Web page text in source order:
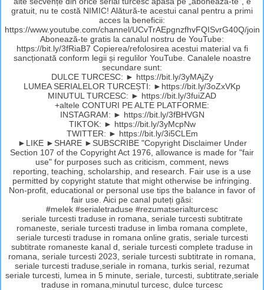
gratuit, nu te costă NIMIC! Alătură-te acestui canal pentru a primi
acces la beneficii:
https://www.youtube.com/channel/UCvTrAEpgnzfhvFQISvrG40Q/join
Abonează-te gratis la canalul nostru de YouTube:
https://bit.ly/3fRiaB7 Copierea/refolosirea acestui material va fi
sancționată conform legii și regulilor YouTube. Canalele noastre
secundare sunt:
DULCE TURCESC: ► https://bit.ly/3yMAjZy
LUMEA SERIALELOR TURCEȘTI: ►https://bit.ly/3oZxVKp
MINUTUL TURCESC: ► https://bit.ly/3fuiZAD
+altele CONTURI PE ALTE PLATFORME:
INSTAGRAM: ► https://bit.ly/3fBHVGN
TIKTOK: ► https://bit.ly/3yMcpNw
TWITTER: ► https://bit.ly/3i5CLEm
►LIKE ►SHARE ►SUBSCRIBE "Copyright Disclaimer Under
Section 107 of the Copyright Act 1976, allowance is made for "fair
use" for purposes such as criticism, comment, news
reporting, teaching, scholarship, and research. Fair use is a use
permitted by copyright statute that might otherwise be infringing.
Non-profit, educational or personal use tips the balance in favor of
fair use. Aici pe canal puteți găsi:
#melek #serialetraduse #rezumatserialturcesc
seriale turcesti traduse in romana, seriale turcesti subtitrate
romaneste, seriale turcesti traduse in limba romana complete,
seriale turcesti traduse in romana online gratis, seriale turcesti
subtitrate romaneste kanal d, seriale turcesti complete traduse in
romana, seriale turcesti 2023, seriale turcesti subtitrate in romana,
seriale turcesti traduse,seriale in romana, turkis serial, rezumat
seriale turcesti, lumea in 5 minute, seriale, turcesti, subtitrate,seriale
traduse in romana,minutul turcesc, dulce turcesc